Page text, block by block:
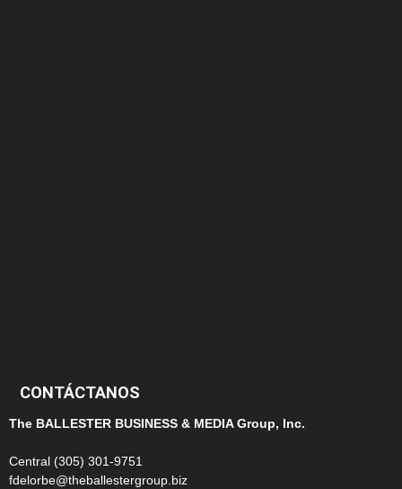
CONTÁCTANOS
The BALLESTER BUSINESS & MEDIA Group, Inc.
Central (305) 301-9751
fdelorbe@theballestergroup.biz